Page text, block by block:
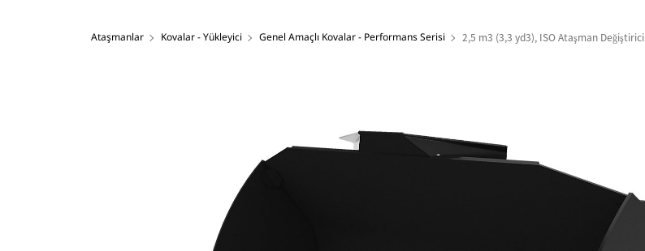
Ataşmanlar Kovalar - Yükleyici Genel Amaçlı Kovalar - Performans Serisi 2,5 m3 (3,3 yd3), ISO Ataşman Değiştirici